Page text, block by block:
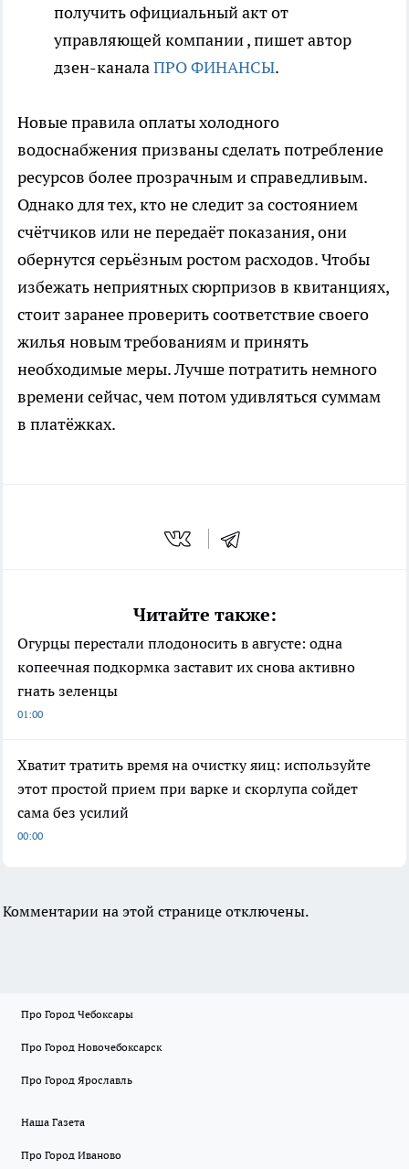
получить официальный акт от
управляющей компании, пишет автор
дзен-каналаПРО ФИНАНСЫ.
Новые правила оплаты холодного
водоснабжения призваны сделать потребление
ресурсов более прозрачным и справедливым.
Однако для тех, кто не следит за состоянием
счётчиков или не передаёт показания, они
обернутся серьёзным ростом расходов. Чтобы
избежать неприятных сюрпризов в квитанциях,
стоит заранее проверить соответствие своего
жилья новым требованиям и принять
необходимые меры. Лучше потратить немного
времени сейчас, чем потом удивляться суммам
в платёжках.
Читайте также:
Огурцы перестали плодоносить в августе: одна
копеечная подкормка заставит их снова активно
гнать зеленцы
01:00
Хватит тратить время на очистку яиц: используйте
этот простой прием при варке и скорлупа сойдет
сама без усилий
00:00
Комментарии на этой странице отключены.
Про Город Чебоксары
Про Город Новочебоксарск
Про Город Ярославль
Наша Газета
Про Город Иваново